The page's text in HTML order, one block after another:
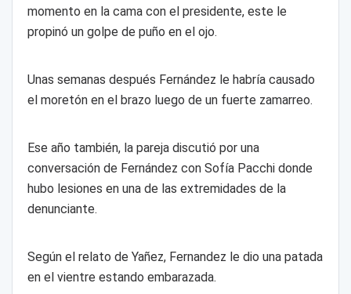
momento en la cama con el presidente, este le
propinó un golpe de puño en el ojo.
Unas semanas después Fernández le habría causado
el moretón en el brazo luego de un fuerte zamarreo.
Ese año también, la pareja discutió por una
conversación de Fernández con Sofía Pacchi donde
hubo lesiones en una de las extremidades de la
denunciante.
Según el relato de Yañez, Fernandez le dio una patada
en el vientre estando embarazada.